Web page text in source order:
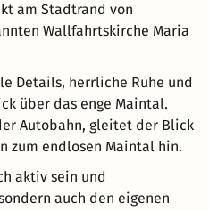
am Stadtrand von
Wallfahrtskirche Maria
Details, herrliche Ruhe und
über das enge Maintal.
Autobahn, gleitet der Blick
zum endlosen Maintal hin.
aktiv sein und
auch den eigenen